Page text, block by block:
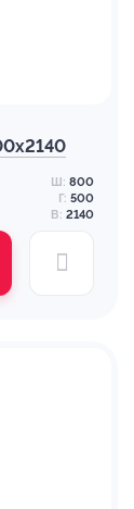
Ш: 800
Г: 500
В: 2140